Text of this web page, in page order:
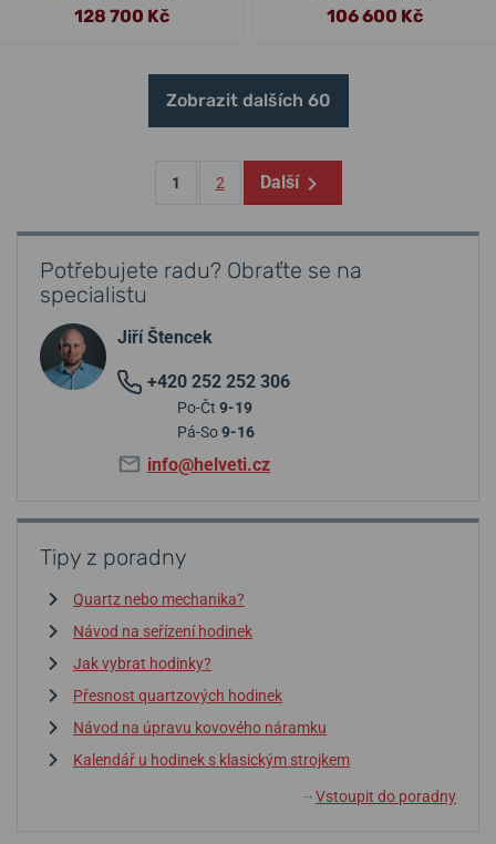
128 700 Kč 106 600 Kč
Zobrazit dalších 60
1 2 Další
Potřebujete radu? Obraťte se na
specialistu
Jiří Štencek
+420 252 252 306
Po-Čt 9-19
Pá-So9-16
info@helveti.cz
Tipy z poradny
Quartz nebo mechanika?
Návod na seřízení hodinek
Jak vybrat hodinky?
Přesnost quartzových hodinek
Návod na úpravu kovového náramku
Kalendář u hodinek s klasickým strojkem
↓ Vstoupit do poradny